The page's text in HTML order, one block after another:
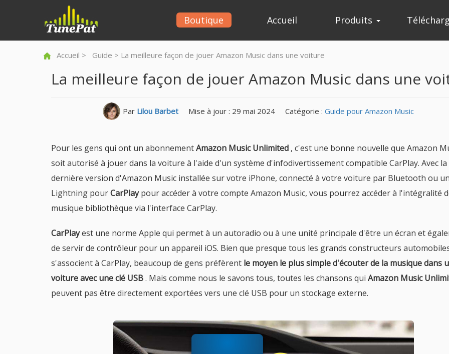
Boutique Accueil Produits
Accueil > Guide > La meilleure façon de jouer Amazon Music dans une voiture
La meilleure façon de jouer Amazon Music dans une
Par Lilou Barbet Mise à jour : 29 mai 2024 Catégorie :Guide pour Amazon Music
Pour les gens qui ont un abonnementAmazon Music Unlimited , c'est une bonne nouvelle que Amazon
soit autorisé à jouer dans la voiture à l'aide d'un système d'infodivertissement compatible CarPlay. Avec la
dernière version d'Amazon Music installée sur votre iPhone, connecté à votre voiture par Bluetooth ou
Lightning pourCarPlaypour accéder à votre compte Amazon Music, vous pourrez accéder à l'intégralité
musique bibliothèque via l'interface CarPlay.
CarPlayest une norme Apple qui permet à un autoradio ou à une unité principale d'être un écran et
de servir de contrôleur pour un appareil iOS. Bien que presque tous les grands constructeurs
s'associent à CarPlay, beaucoup de gens préfèrent le moyen le plus simple d'écouter de la musique dans
voiture avec une clé USB. Mais comme nous le savons tous, toutes les chansons qui Amazon Music
peuvent pas être directement exportées vers une clé USB pour un stockage externe.